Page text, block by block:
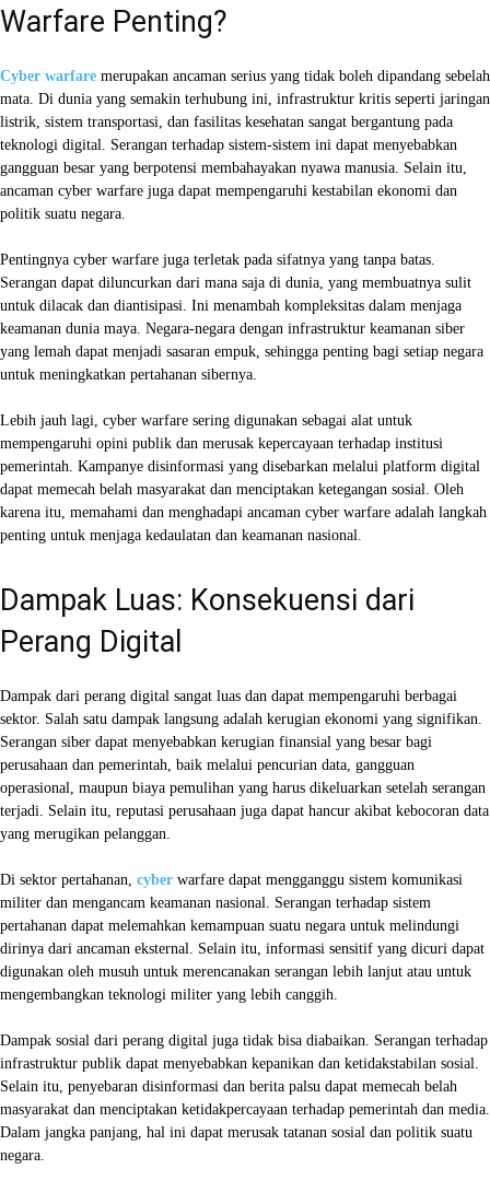
Warfare Penting?
Cyber warfare merupakan ancaman serius yang tidak boleh dipandang sebelah
mata. Di dunia yang semakin terhubung ini, infrastruktur kritis seperti jaringan
listrik, sistem transportasi, dan fasilitas kesehatan sangat bergantung pada
teknologi digital. Serangan terhadap sistem-sistem ini dapat menyebabkan
gangguan besar yang berpotensi membahayakan nyawa manusia. Selain itu,
ancaman cyber warfare juga dapat mempengaruhi kestabilan ekonomi dan
politik suatu negara.
Pentingnya cyber warfare juga terletak pada sifatnya yang tanpa batas.
Serangan dapat diluncurkan dari mana saja di dunia, yang membuatnya sulit
untuk dilacak dan diantisipasi. Ini menambah kompleksitas dalam menjaga
keamanan dunia maya. Negara-negara dengan infrastruktur keamanan siber
yang lemah dapat menjadi sasaran empuk, sehingga penting bagi setiap negara
untuk meningkatkan pertahanan sibernya.
Lebih jauh lagi, cyber warfare sering digunakan sebagai alat untuk
mempengaruhi opini publik dan merusak kepercayaan terhadap institusi
pemerintah. Kampanye disinformasi yang disebarkan melalui platform digital
dapat memecah belah masyarakat dan menciptakan ketegangan sosial. Oleh
karena itu, memahami dan menghadapi ancaman cyber warfare adalah langkah
penting untuk menjaga kedaulatan dan keamanan nasional.
Dampak Luas: Konsekuensi dari
Perang Digital
Dampak dari perang digital sangat luas dan dapat mempengaruhi berbagai
sektor. Salah satu dampak langsung adalah kerugian ekonomi yang signifikan.
Serangan siber dapat menyebabkan kerugian finansial yang besar bagi
perusahaan dan pemerintah, baik melalui pencurian data, gangguan
operasional, maupun biaya pemulihan yang harus dikeluarkan setelah serangan
terjadi. Selain itu, reputasi perusahaan juga dapat hancur akibat kebocoran data
yang merugikan pelanggan.
Di sektor pertahanan, cyber warfare dapat mengganggu sistem komunikasi
militer dan mengancam keamanan nasional. Serangan terhadap sistem
pertahanan dapat melemahkan kemampuan suatu negara untuk melindungi
dirinya dari ancaman eksternal. Selain itu, informasi sensitif yang dicuri dapat
digunakan oleh musuh untuk merencanakan serangan lebih lanjut atau untuk
mengembangkan teknologi militer yang lebih canggih.
Dampak sosial dari perang digital juga tidak bisa diabaikan. Serangan terhadap
infrastruktur publik dapat menyebabkan kepanikan dan ketidakstabilan sosial.
Selain itu, penyebaran disinformasi dan berita palsu dapat memecah belah
masyarakat dan menciptakan ketidakpercayaan terhadap pemerintah dan media.
Dalam jangka panjang, hal ini dapat merusak tatanan sosial dan politik suatu
negara.